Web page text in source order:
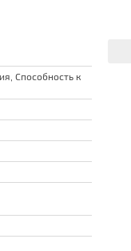
Способность к